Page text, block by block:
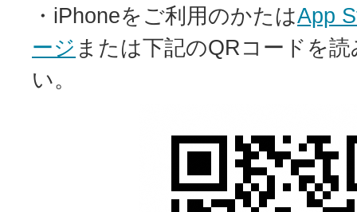
・iPhoneをご利用のかたはApp
ージ または下記のQRコードを
い。